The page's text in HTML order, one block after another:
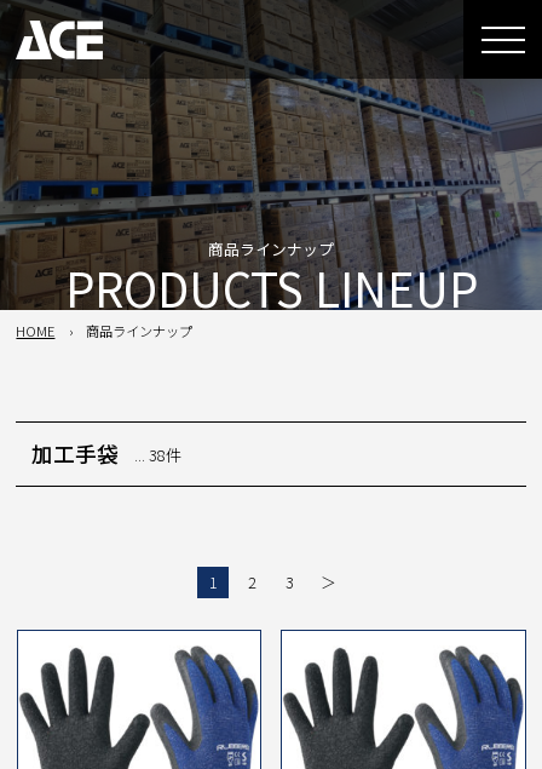
商品ラインナップ
PRODUCTS LINEUP
HOME 商品ラインナップ
加工手袋 ... 38件
1 2 3 ＞